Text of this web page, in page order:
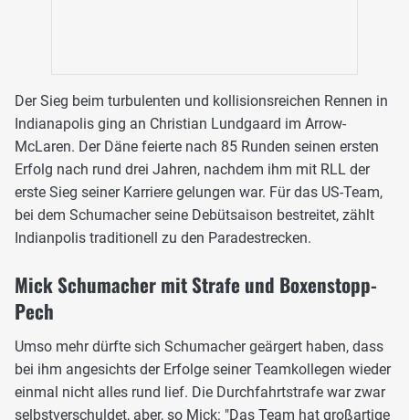
Der Sieg beim turbulenten und kollisionsreichen Rennen in
Indianapolis ging an Christian Lundgaard im Arrow-
McLaren. Der Däne feierte nach 85 Runden seinen ersten
Erfolg nach rund drei Jahren, nachdem ihm mit RLL der
erste Sieg seiner Karriere gelungen war. Für das US-Team,
bei dem Schumacher seine Debütsaison bestreitet, zählt
Indianpolis traditionell zu den Paradestrecken.
Mick Schumacher mit Strafe und Boxenstopp-
Pech
Umso mehr dürfte sich Schumacher geärgert haben, dass
bei ihm angesichts der Erfolge seiner Teamkollegen wieder
einmal nicht alles rund lief. Die Durchfahrtstrafe war zwar
selbstverschuldet, aber, so Mick: "Das Team hat großartige